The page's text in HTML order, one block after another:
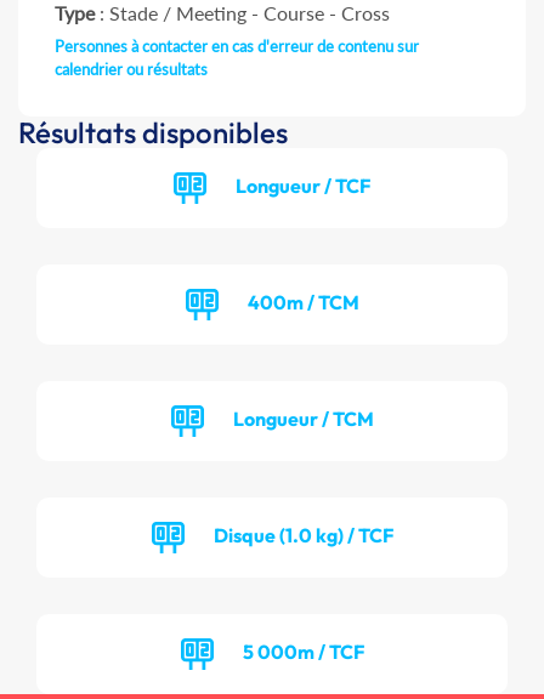
Type: Stade / Meeting - Course - Cross
Personnes à contacter en cas d'erreur de contenu sur
calendrier ou résultats
Résultats disponibles
Longueur / TCF
400m / TCM
Longueur / TCM
Disque (1.0 kg) / TCF
5 000m / TCF